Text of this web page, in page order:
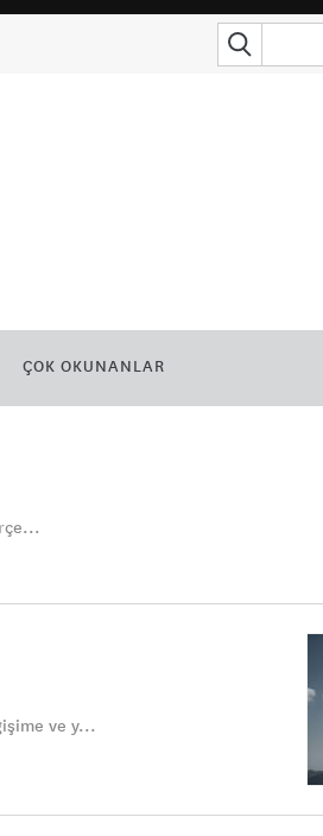
ÇOK OKUNANLAR
ve y...